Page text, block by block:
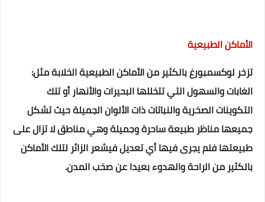
الأماكن الطبيعية
تزخر لوكسمبورغ بالكثير من الأماكن الطبيعية الخلابة مثل:
الغابات والسهول التي تتخللها البحيرات والأنهار أو تلك
التكوينات الصخرية والنباتات ذات الألوان الجميلة حيث تشكل
جميعها مناظر طبيعة ساحرة وجميلة وهي مناطق لا تزال على
طبيعتها فلم يجرى فيها أي تعديل فيشعر الزائر لتلك الأماكن
بالكثير من الراحة والهدوء بعيدا عن صخب المدن.